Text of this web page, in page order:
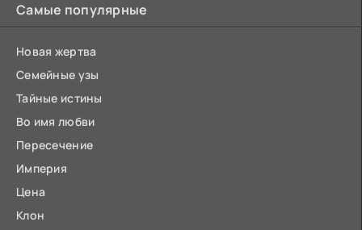
Самые популярные
Новая жертва
Семейные узы
Тайные истины
Во имя любви
Пересечение
Империя
Цена
Клон